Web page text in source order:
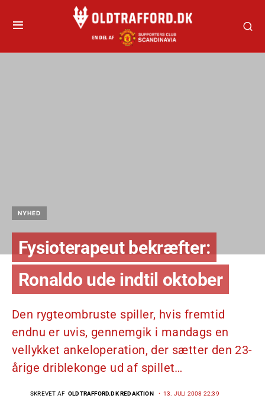
NYHED
Fysioterapeut bekræfter:
Ronaldo ude indtil oktober
Den rygteombruste spiller, hvis fremtid
endnu er uvis, gennemgik i mandags en
vellykket ankeloperation, der sætter den 23-
årige driblekonge ud af spillet…
SKREVET AF OLDTRAFFORD.DK REDAKTION 13. JULI 2008 22:39